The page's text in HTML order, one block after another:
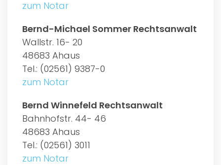
zum Notar
Bernd-Michael Sommer Rechtsanwalt
Wallstr. 16- 20
48683 Ahaus
Tel.: (02561) 9387-0
zum Notar
Bernd Winnefeld Rechtsanwalt
Bahnhofstr. 44- 46
48683 Ahaus
Tel.: (02561) 3011
zum Notar